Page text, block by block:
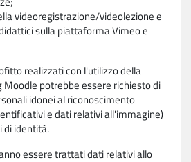
videoregistrazione/videolezione e
sulla piattaforma Vimeo e
realizzati con l'utilizzo della
potrebbe essere richiesto di
idonei al riconoscimento
e dati relativi all'immagine)
di identità.
essere trattati dati relativi allo